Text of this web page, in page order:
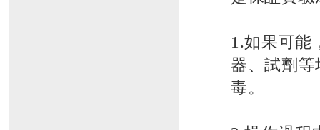
1.如果可能
器、試劑
毒。